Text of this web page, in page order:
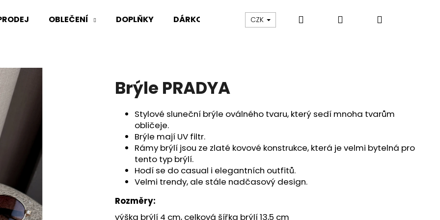
OBLEČENÍ DOPLŇKY DÁRKOVÉ POUKAZY Vrácení zboží/Reklamace
CZK Hledat PřihlášeníNákupní
Brýle PRADYA
Stylové sluneční brýle oválného tvaru, který sedí mnoha tvarům
obličeje.
Brýle mají UV filtr.
Rámy brýlí jsou ze zlaté kovové konstrukce, která je velmi bytelná pro
tento typ brýlí.
Hodí se do casual i elegantních outfitů.
Velmi trendy, ale stále nadčasový design.
Rozměry:
výška brýlí 4 cm, celková šířka brýlí 13,5 cm
HLEDAT